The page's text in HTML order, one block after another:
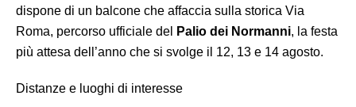
dispone di un balcone che affaccia sulla storica Via
Roma, percorso ufficiale del
Palio dei Normanni, la festa
più attesa dell’anno che si svolge il 12, 13 e 14 agosto.
Distanze e luoghi di interesse